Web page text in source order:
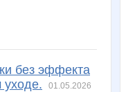
без эффекта
01.05.2026